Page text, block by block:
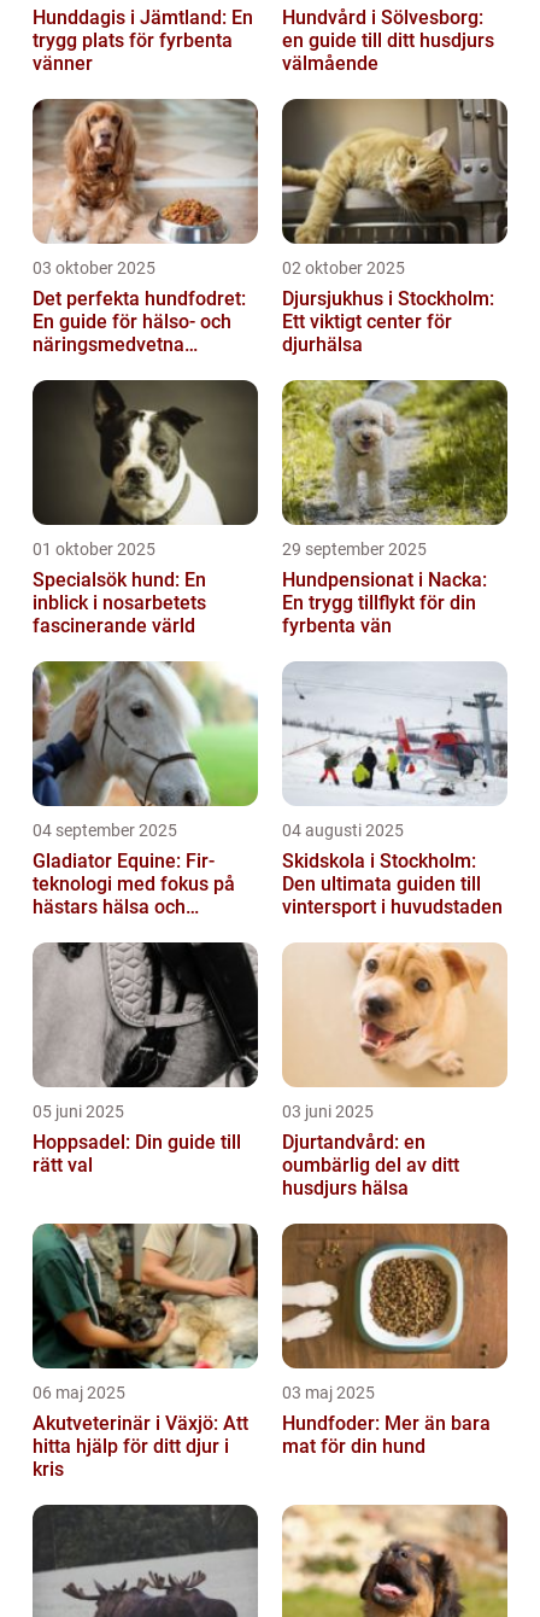
Hunddagis i Jämtland: En
trygg plats för fyrbenta
vänner
Hundvård i Sölvesborg:
en guide till ditt husdjurs
välmående
03 oktober 2025
Det perfekta hundfodret:
En guide för hälso- och
näringsmedvetna
02 oktober 2025
Djursjukhus i Stockholm:
Ett viktigt center för
djurhälsa
01 oktober 2025
Specialsök hund: En
inblick i nosarbetets
fascinerande värld
29 september 2025
Hundpensionat i Nacka:
En trygg tillflykt för din
fyrbenta vän
04 september 2025
Gladiator Equine: Fir-
teknologi med fokus på
hästars hälsa och
04 augusti 2025
Skidskola i Stockholm:
Den ultimata guiden till
vintersport i huvudstaden
05 juni 2025
Hoppsadel: Din guide till
rätt val
03 juni 2025
Djurtandvård: en
oumbärlig del av ditt
husdjurs hälsa
06 maj 2025
Akutveterinär i Växjö: Att
hitta hjälp för ditt djur i
kris
03 maj 2025
Hundfoder: Mer än bara
mat för din hund